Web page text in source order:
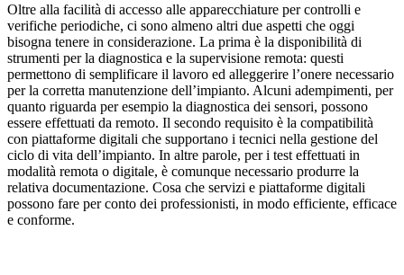
Oltre alla facilità di accesso alle apparecchiature per controlli e
verifiche periodiche, ci sono almeno altri due aspetti che oggi
bisogna tenere in considerazione. La prima è la disponibilità di
strumenti per la diagnostica e la supervisione remota: questi
permettono di semplificare il lavoro ed alleggerire l’onere necessario
per la corretta manutenzione dell’impianto. Alcuni adempimenti, per
quanto riguarda per esempio la diagnostica dei sensori, possono
essere effettuati da remoto. Il secondo requisito è la compatibilità
con piattaforme digitali che supportano i tecnici nella gestione del
ciclo di vita dell’impianto. In altre parole, per i test effettuati in
modalità remota o digitale, è comunque necessario produrre la
relativa documentazione. Cosa che servizi e piattaforme digitali
possono fare per conto dei professionisti, in modo efficiente, efficace
e conforme.